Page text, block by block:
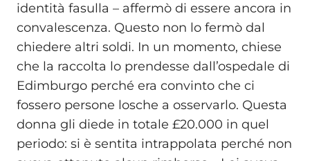
identità fasulla – affermò di essere ancora in
convalescenza. Questo non lo fermò dal
chiedere altri soldi. In un momento, chiese
che la raccolta lo prendesse dall’ospedale di
Edimburgo perché era convinto che ci
fossero persone losche a osservarlo. Questa
donna gli diede in totale £20.000 in quel
periodo: si è sentita intrappolata perché non